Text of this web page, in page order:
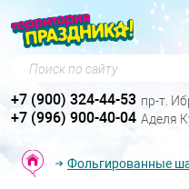
Поиск по сайту
+7 (900) 324-44-53 пр-т.
+7 (996) 900-40-04 Аделя
Фольгированные